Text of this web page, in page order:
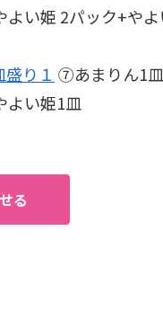
い姫 2パック+やよ
⑦あまりん1皿
い姫1皿
る